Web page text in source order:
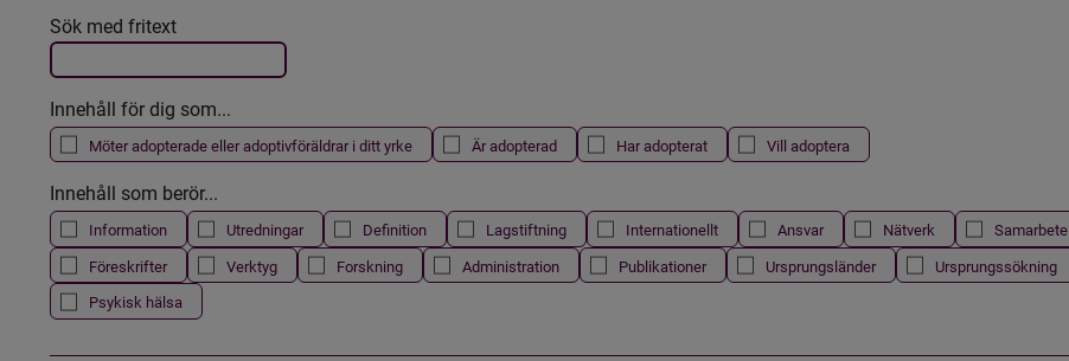
Filtrera resultatet
Det här formuläret postas automatiskt
Sök med fritext
Innehåll för dig som...
Möter adopterade eller adoptivföräldrar i ditt yrke Är adopterad Har adopterat Vill adoptera
Innehåll som berör...
Information Utredningar Definition Lagstiftning Internationellt Ansvar Nätverk Samarbete
Föreskrifter
Verktyg Forskning Administration Publikationer Ursprungsländer Ursprungssökning
Psykisk hälsa